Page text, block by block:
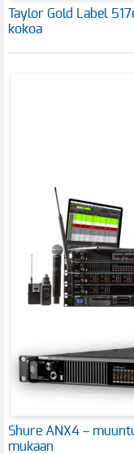
Taylor Gold Label
kokoa
Shure ANX4 –
mukaan